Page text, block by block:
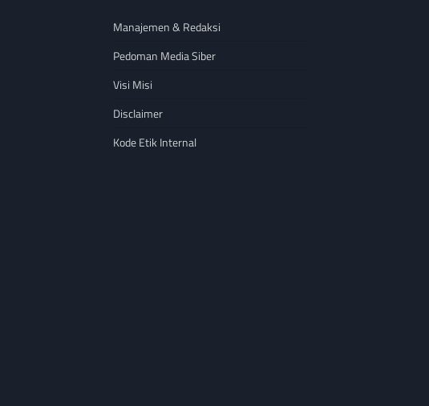
Manajemen & Redaksi
Pedoman Media Siber
Visi Misi
Disclaimer
Kode Etik Internal